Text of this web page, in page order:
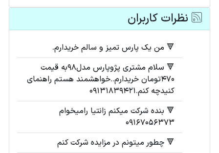
نظرات کاربران
🔻 من یک پارس تمیز و سالم خریدارم.
🔻 سلام مشتری پژوپارس مدل۹۸به قیمت
۴۷۰تومان خریدارم..خواهشمند هستم راهنمای
کنیدچه کنم.۰۹۱۳۱۸۳۹۴۲۱
🔻 بنده شرکت میکنم زانتیا رامیخوام
۰۹۱۶۷۰۵۶۳۷۳
🔻 چطور میتونم در مزایده شرکت کنم